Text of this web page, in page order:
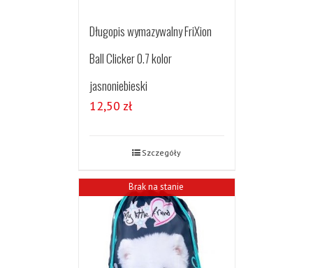
Długopis wymazywalny FriXion
Ball Clicker 0.7 kolor
jasnoniebieski
12,50 zł
Szczegóły
Brak na stanie